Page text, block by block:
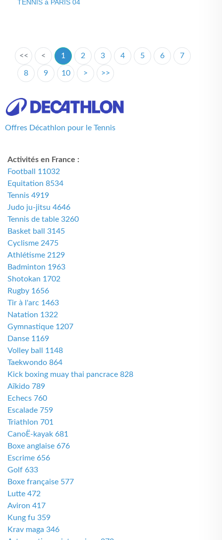
TENNIS à PARIS 04
<< < 1 2 3 4 5 6 7
8 9 10 > >>
Offres Décathlon pour le Tennis
Activités en France :
Football 11032
Equitation 8534
Tennis 4919
Judo ju-jitsu 4646
Tennis de table 3260
Basket ball 3145
Cyclisme 2475
Athlétisme 2129
Badminton 1963
Shotokan 1702
Rugby 1656
Tir à l'arc 1463
Natation 1322
Gymnastique 1207
Danse 1169
Volley ball 1148
Taekwondo 864
Kick boxing muay thai pancrace 828
Aïkido 789
Echecs 760
Escalade 759
Triathlon 701
CanoË-kayak 681
Boxe anglaise 676
Escrime 656
Golf 633
Boxe française 577
Lutte 472
Aviron 417
Kung fu 359
Krav maga 346